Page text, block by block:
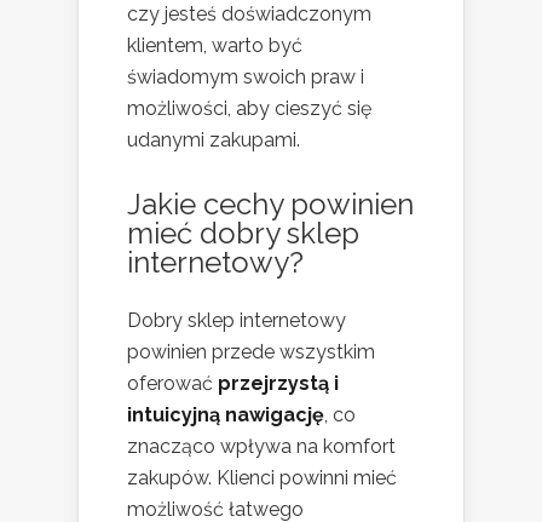
czy jesteś doświadczonym
klientem, warto być
świadomym swoich praw i
możliwości, aby cieszyć się
udanymi zakupami.
Jakie cechy powinien
mieć dobry sklep
internetowy?
Dobry sklep internetowy
powinien przede wszystkim
oferować przejrzystą i
intuicyjną nawigację , co
znacząco wpływa na komfort
zakupów. Klienci powinni mieć
możliwość łatwego